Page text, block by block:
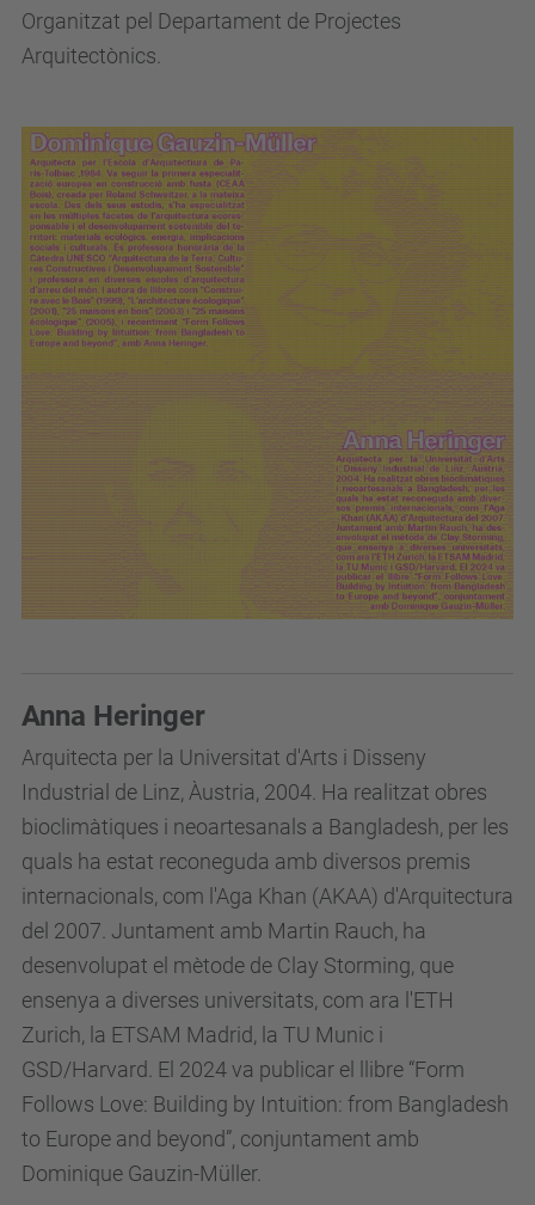
Organitzat pel Departament de Projectes
Arquitectònics.
Anna Heringer
Arquitecta per la Universitat d'Arts i Disseny
Industrial de Linz, Àustria, 2004. Ha realitzat obres
bioclimàtiques i neoartesanals a Bangladesh, per les
quals ha estat reconeguda amb diversos premis
internacionals, com l'Aga Khan (AKAA) d'Arquitectura
del 2007. Juntament amb Martin Rauch, ha
desenvolupat el mètode de Clay Storming, que
ensenya a diverses universitats, com ara l'ETH
Zurich, la ETSAM Madrid, la TU Munic i
GSD/Harvard. El 2024 va publicar el llibre “Form
Follows Love: Building by Intuition: from Bangladesh
to Europe and beyond”, conjuntament amb
Dominique Gauzin-Müller.